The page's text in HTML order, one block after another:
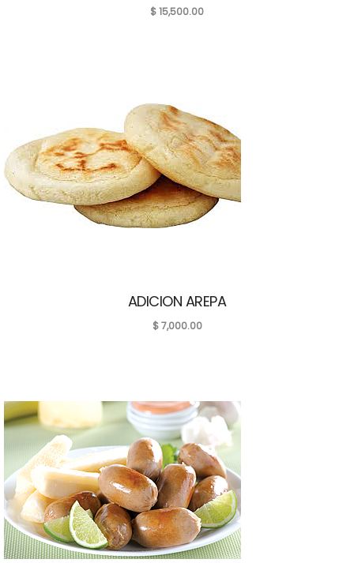
$15,500.00
ADICION AREPA
$7,000.00